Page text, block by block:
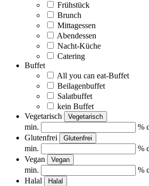
Frühstück
Brunch
Mittagessen
Abendessen
Nacht-Küche
Catering
Buffet
All you can eat-Buffet
Beilagenbuffet
Salatbuffet
kein Buffet
Vegetarisch
Vegetarisch
min.
%
Glutenfrei
Glutenfrei
min.
%
Vegan
Vegan
min.
%
Halal
Halal